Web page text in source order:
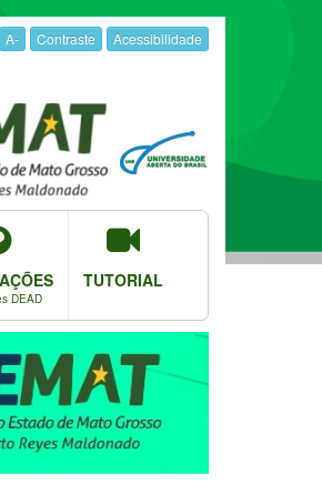
A- Contraste Acessibilidade
DEAD
TUTORIAL